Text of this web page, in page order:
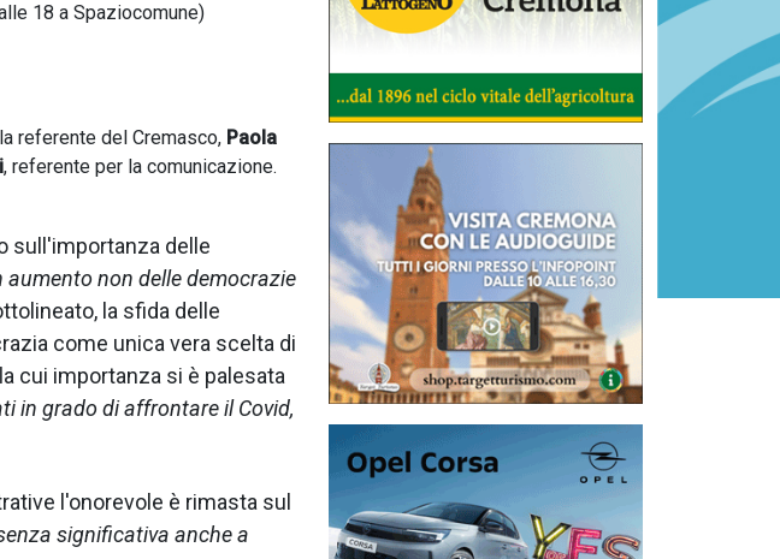
18 a Spaziocomune)
referente del Cremasco, Paola
, referente per la comunicazione.
sull'importanza delle
non delle democrazie
la sfida delle
come unica vera scelta di
cui importanza si è palesata
in grado di affrontare il Covid,
l'onorevole è rimasta sul
significativa anche a